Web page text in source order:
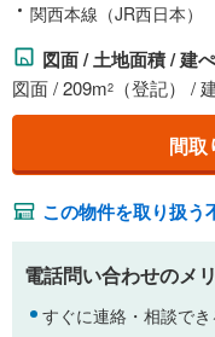
関西本線（JR西日本）
図面 / 土地面積 / 建
図面 / 209m2 （登記） /
間取
この物件を取り扱う
電話問い合わせのメ
すぐに連絡・相談で